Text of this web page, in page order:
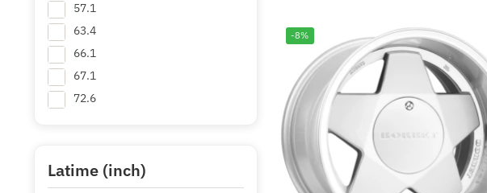
-8%
57.1
63.4
66.1
67.1
72.6
Latime (inch)